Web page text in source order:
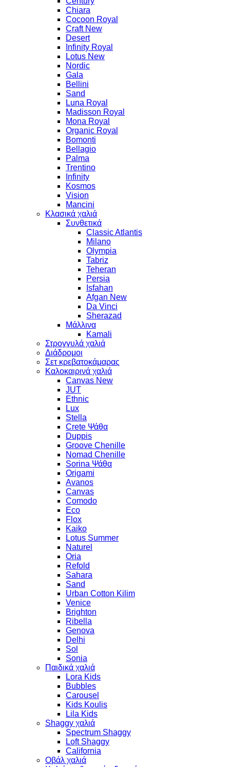
Chiara
Cocoon Royal
Craft New
Desert
Infinity Royal
Lotus New
Nordic
Gala
Bellini
Sand
Luna Royal
Madisson Royal
Mona Royal
Organic Royal
Bomonti
Bellagio
Palma
Trentino
Infinity
Kosmos
Vision
Mancini
Κλασικά χαλιά
Συνθετικά
Classic Atlantis
Milano
Olympia
Tabriz
Teheran
Persia
Isfahan
Afgan New
Da Vinci
Sherazad
Μάλλινα
Kamali
Στρογγυλά χαλιά
Διάδρομοι
Σετ κρεβατοκάμαρας
Καλοκαιρινά χαλιά
Canvas New
JUT
Ethnic
Lux
Stella
Crete Ψάθα
Duppis
Groove Chenille
Nomad Chenille
Sorina Ψάθα
Origami
Avanos
Canvas
Comodo
Eco
Flox
Kaiko
Lotus Summer
Naturel
Oria
Refold
Sahara
Sand
Urban Cotton Kilim
Venice
Brighton
Ribella
Genova
Delhi
Sol
Sonia
Παιδικά χαλιά
Lora Kids
Bubbles
Carousel
Kids Koulis
Lila Kids
Shaggy χαλιά
Spectrum Shaggy
Loft Shaggy
California
Οβάλ χαλιά